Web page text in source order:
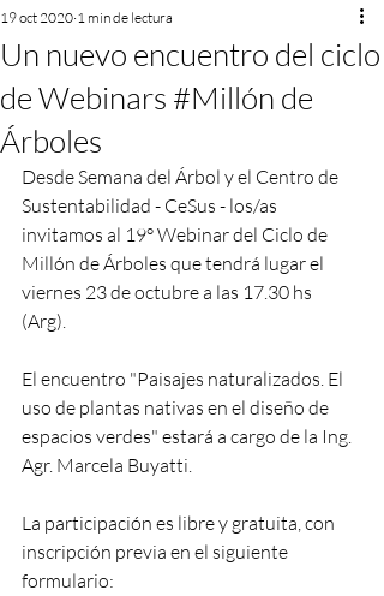
Un nuevo encuentro del ciclo
de Webinars #Millón de
Árboles
19 oct 2020 1 min de lectura
Desde Semana del Árbol y el Centro de
Sustentabilidad - CeSus - los/as
invitamos al 19° Webinar del Ciclo de
Millón de Árboles que tendrá lugar el
viernes 23 de octubre a las 17.30 hs
(Arg).
El encuentro "Paisajes naturalizados. El
uso de plantas nativas en el diseño de
espacios verdes" estará a cargo de la Ing.
Agr. Marcela Buyatti.
La participación es libre y gratuita, con
inscripción previa en el siguiente
formulario: